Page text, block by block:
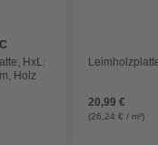
HxL:
Holz
20,99 €
(26,24 € / m²)